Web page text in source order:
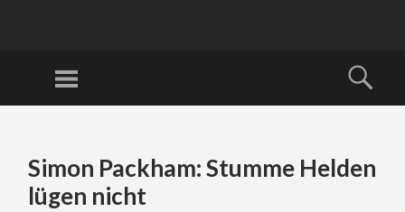
Menu
CONTENT
Simon Packham: Stumme Helden
lügen nicht